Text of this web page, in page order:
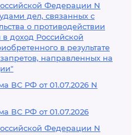
Федерации N
дел, связанных с
о противодействии
доход Российской
в результате
направленных на
ВС РФ от 01.07.2026 N
ВС РФ от 01.07.2026
Федерации N